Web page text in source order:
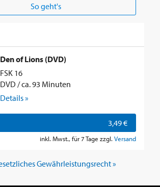
So geht's
Den of Lions (DVD)
FSK 16
DVD / ca. 93 Minuten
Details »
3,49 €
inkl. Mwst., für 7 Tage zzgl. Versand
Gewährleistungsrecht »